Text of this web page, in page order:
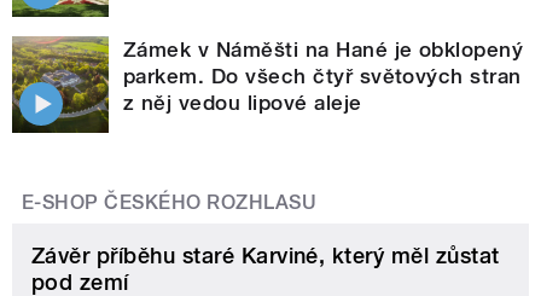
Zámek v Náměšti na Hané je obklopený
parkem. Do všech čtyř světových stran
z něj vedou lipové aleje
E-SHOP ČESKÉHO ROZHLASU
Závěr příběhu staré Karviné, který měl zůstat
pod zemí